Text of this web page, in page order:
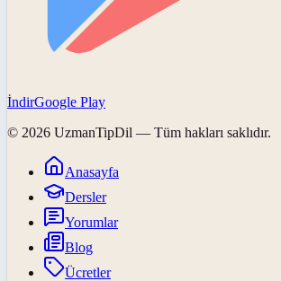
İndirGoogle Play
© 2026 UzmanTipDil — Tüm hakları saklıdır.
Anasayfa
Dersler
Yorumlar
Blog
Ücretler